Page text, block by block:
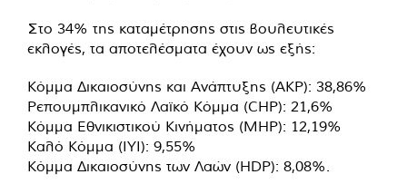
Στο 34% της καταμέτρησης στις βουλευτικές
εκλογές, τα αποτελέσματα έχουν ως εξής:
Κόμμα Δικαιοσύνης και Ανάπτυξης (ΑΚΡ): 38,86%
Ρεπουμπλικανικό Λαϊκό Κόμμα (CHP): 21,6%
Κόμμα Εθνικιστικού Κινήματος (MHP): 12,19%
Καλό Κόμμα (IYI): 9,55%
Κόμμα Δικαιοσύνης των Λαών (HDP): 8,08%.